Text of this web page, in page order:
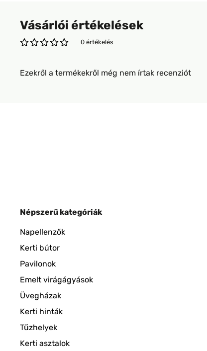
Vásárlói értékelések
0 értékelés
Ezekről a termékekről még nem írtak recenziót
Népszerű kategóriák
Napellenzők
Kerti bútor
Pavilonok
Emelt virágágyások
Üvegházak
Kerti hinták
Tűzhelyek
Kerti asztalok